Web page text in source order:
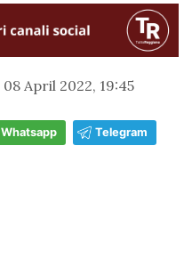
08 April 2022, 19:45
Whatsapp Telegram